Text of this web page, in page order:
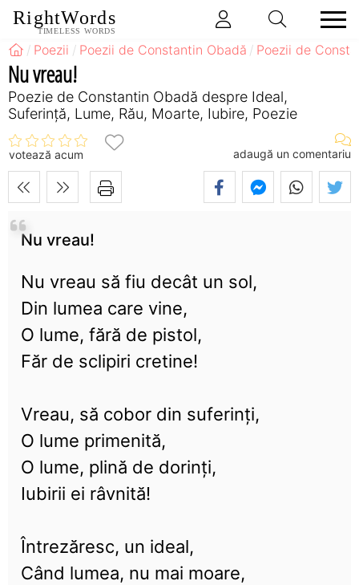
RightWords
TIMELESS WORDS
Poezii Poezii de Constantin Obadă Poezii de
Nu vreau!
Poezie de Constantin Obadă despre Ideal,
Suferință, Lume, Rău, Moarte, Iubire, Poezie
votează acum adaugă un comentariu
Nu vreau!
Nu vreau să fiu decât un sol,
Din lumea care vine,
O lume, fără de pistol,
Făr de sclipiri cretine!
Vreau, să cobor din suferinți,
O lume primenită,
O lume, plină de dorinți,
Iubirii ei râvnită!
Întrezăresc, un ideal,
Când lumea, nu mai moare,